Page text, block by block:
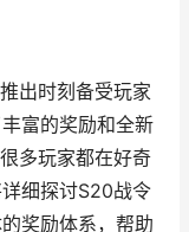
出时刻备受玩家
富的奖励和全新
多玩家都在好奇
细探讨S20战令
奖励体系，帮助